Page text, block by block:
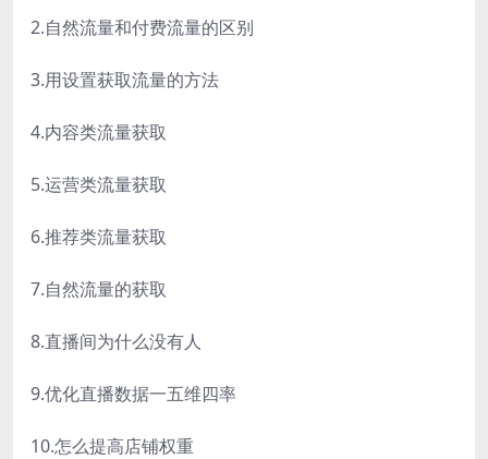
2.自然流量和付费流量的区别
3.用设置获取流量的方法
4.内容类流量获取
5.运营类流量获取
6.推荐类流量获取
7.自然流量的获取
8.直播间为什么没有人
9.优化直播数据一五维四率
10.怎么提高店铺权重